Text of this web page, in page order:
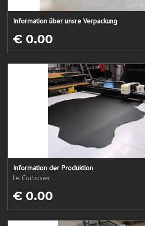
Information über unsre Verpackung
€ 0.00
Information der Produktion
Le Corbusier
€ 0.00